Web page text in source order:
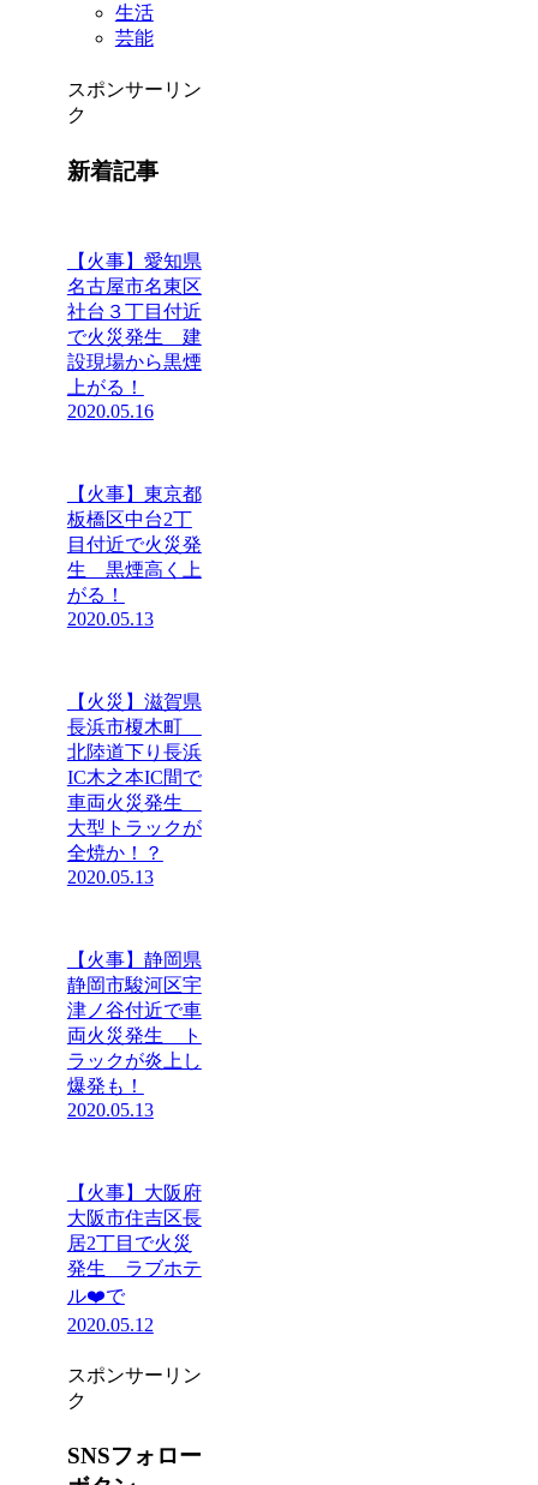
生活
芸能
スポンサーリン
ク
新着記事
【火事】愛知県
名古屋市名東区
社台３丁目付近
で火災発生 建
設現場から黒煙
上がる！
2020.05.16
【火事】東京都
板橋区中台2丁
目付近で火災発
生 黒煙高く上
がる！
2020.05.13
【火災】滋賀県
長浜市榎木町
北陸道下り長浜
IC木之本IC間で
車両火災発生
大型トラックが
全焼か！？
2020.05.13
【火事】静岡県
静岡市駿河区宇
津ノ谷付近で車
両火災発生 ト
ラックが炎上し
爆発も！
2020.05.13
【火事】大阪府
大阪市住吉区長
居2丁目で火災
発生 ラブホテ
ル❤️で
2020.05.12
スポンサーリン
ク
SNSフォロー